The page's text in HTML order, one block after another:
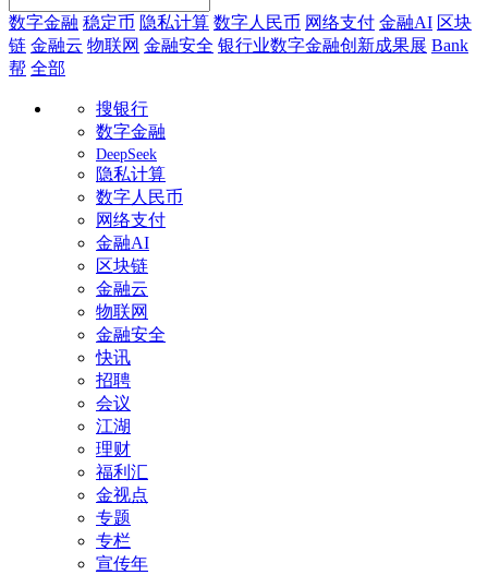
数字金融 稳定币 隐私计算 数字人民币 网络支付 金融AI 区块
链 金融云 物联网 金融安全 银行业数字金融创新成果展 Bank
帮 全部
搜银行
数字金融
DeepSeek
隐私计算
数字人民币
网络支付
金融AI
区块链
金融云
物联网
金融安全
快讯
招聘
会议
江湖
理财
福利汇
金视点
专题
专栏
宣传年